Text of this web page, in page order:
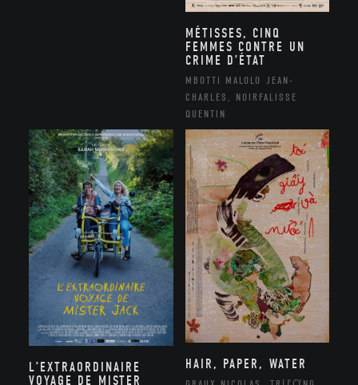
MÉTISSES, CINQ
FEMMES CONTRE UN
CRIME D’ÉTAT
MBOTTI MALOLO JEAN-
CHARLES, NOIRFALISSE
QUENTIN
L’EXTRAORDINAIRE
VOYAGE DE MISTER
HAIR, PAPER, WATER